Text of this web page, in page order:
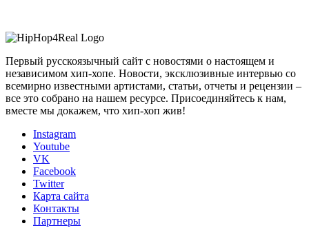
Первый русскоязычный сайт с новостями о настоящем и
независимом хип-хопе. Новости, эксклюзивные интервью со
всемирно известными артистами, статьи, отчеты и рецензии –
все это собрано на нашем ресурсе. Присоединяйтесь к нам,
вместе мы докажем, что хип-хоп жив!
Instagram
Youtube
VK
Facebook
Twitter
Карта сайта
Контакты
Партнеры